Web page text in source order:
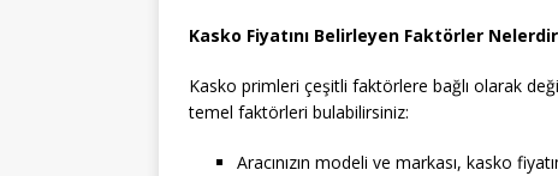
Kasko Fiyatını Belirleyen Faktörler
Kasko primleri çeşitli faktörlere bağlı olarak
temel faktörleri bulabilirsiniz:
Aracınızın modeli ve markası, kasko